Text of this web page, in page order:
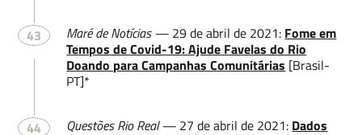
43 Maré de Notícias — 29 de abril de 2021: Fome em
Tempos de Covid-19: Ajude Favelas do Rio
Doando para Campanhas Comunitárias [Brasil-
PT]*
44 Questões Rio Real — 27 de abril de 2021: Dados